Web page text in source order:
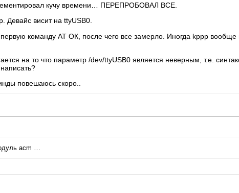
кучу времени… ПЕРЕПРОБОВАЛ ВСЕ.
Девайс висит на ttyUSB0.
команду AT ОК, после чего все замерло. Иногда kppp вообще
на то что параметр /dev/ttyUSB0 является неверным, т.е.
повешаюсь скоро..
acm …